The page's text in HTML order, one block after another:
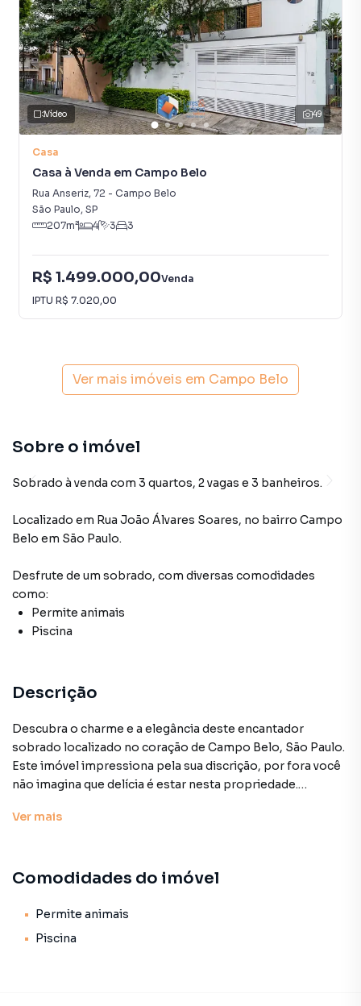
49
Vídeo
Casa
Casa à Venda em Campo Belo
Rua Anseriz, 72 - Campo Belo
São Paulo, SP
207m² 4 3 3
R$ 1.499.000,00Venda
IPTU R$ 7.020,00
Ver mais imóveis em Campo Belo
Sobre o imóvel
Sobrado à venda com 3 quartos, 2 vagas e 3 banheiros.
Localizado em Rua João Álvares Soares, no bairro Campo
Belo em São Paulo.
Desfrute de um sobrado, com diversas comodidades
como:
Permite animais
Piscina
Descrição
Descubra o charme e a elegância deste encantador
sobrado localizado no coração de Campo Belo, São Paulo.
Este imóvel impressiona pela sua discrição, por fora você
não imagina que delícia é estar nesta propriedade.
conforto e espaço de sobra para a sua família.
uma sala ampla de estar/jantar, uma cozinha espaçosa,
Uma das grandes vantagens deste imóvel é a presença de
uma encantadora piscina, ideal para os momentos de lazer
Ver mais
Comodidades do imóvel
Permite animais
Piscina